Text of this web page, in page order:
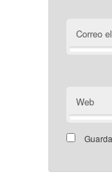
Correo
Web